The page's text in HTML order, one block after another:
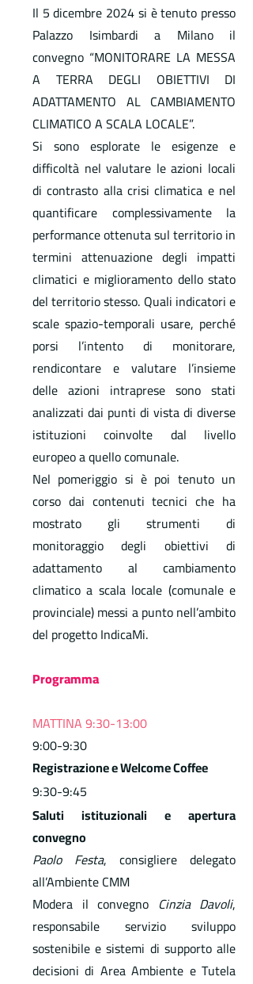
Il 5 dicembre 2024 si è tenuto presso
Palazzo Isimbardi a Milano il
convegno “MONITORARE LA MESSA
A TERRA DEGLI OBIETTIVI DI
ADATTAMENTO AL CAMBIAMENTO
CLIMATICO A SCALA LOCALE”.
Si sono esplorate le esigenze e
difficoltà nel valutare le azioni locali
di contrasto alla crisi climatica e nel
quantificare complessivamente la
performance ottenuta sul territorio in
termini attenuazione degli impatti
climatici e miglioramento dello stato
del territorio stesso. Quali indicatori e
scale spazio-temporali usare, perché
porsi l’intento di monitorare,
rendicontare e valutare l’insieme
delle azioni intraprese sono stati
analizzati dai punti di vista di diverse
istituzioni coinvolte dal livello
europeo a quello comunale.
Nel pomeriggio si è poi tenuto un
corso dai contenuti tecnici che ha
mostrato gli strumenti di
monitoraggio degli obiettivi di
adattamento al cambiamento
climatico a scala locale (comunale e
provinciale) messi a punto nell’ambito
del progetto IndicaMi.
Programma
MATTINA 9:30-13:00
9:00-9:30
Registrazione e Welcome Coffee
9:30-9:45
Saluti istituzionali e apertura
convegno
Paolo Festa, consigliere delegato
all’Ambiente CMM
Modera il convegno Cinzia Davoli,
responsabile servizio sviluppo
sostenibile e sistemi di supporto alle
decisioni di Area Ambiente e Tutela